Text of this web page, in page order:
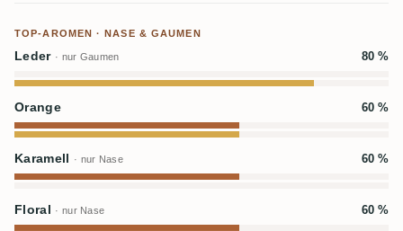
TOP-AROMEN · NASE & GAUMEN
Leder · nur Gaumen 80 %
Orange 60 %
Karamell · nur Nase 60 %
Floral · nur Nase 60 %